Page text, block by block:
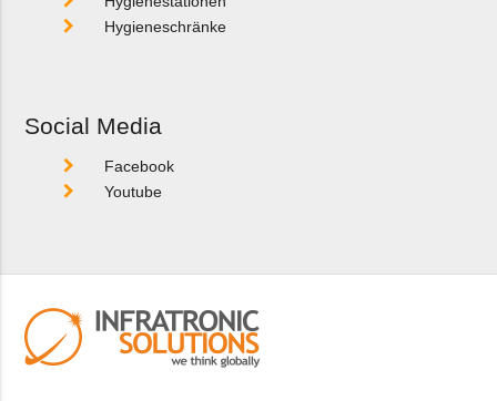
Hygieneschränke
Social Media
Facebook
Youtube